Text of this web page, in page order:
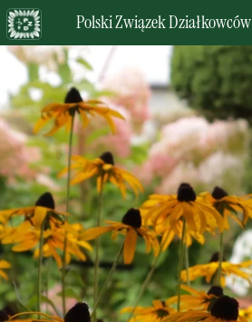
Polski Związek Działkowców